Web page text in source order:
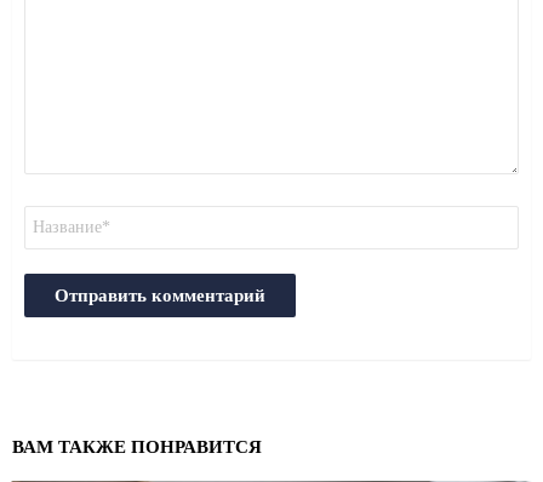
ВАМ ТАКЖЕ ПОНРАВИТСЯ